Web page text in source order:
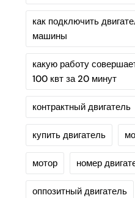
как подключить
машины
какую работу
100 квт за 20 минут
контрактный двигатель
купить двигатель
мотор номер
оппозитный двигатель